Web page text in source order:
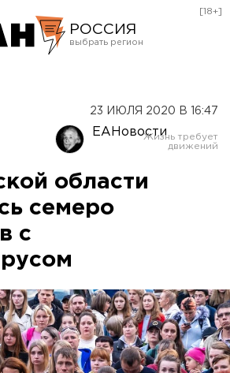
РОССИЯ
Оренбург
[18+]
23 ИЮЛЯ 2020 В 16:47
ЕАНовости
области
семеро
с